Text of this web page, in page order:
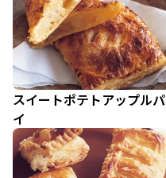
スイートポテトアップルパ
イ